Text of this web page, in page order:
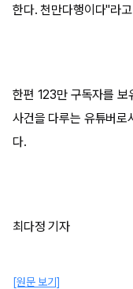
한다. 천만다행이다"라
한편 123만 구독자를 보
사건을 다루는 유튜버로
다.
최다정 기자
[원문 보기]